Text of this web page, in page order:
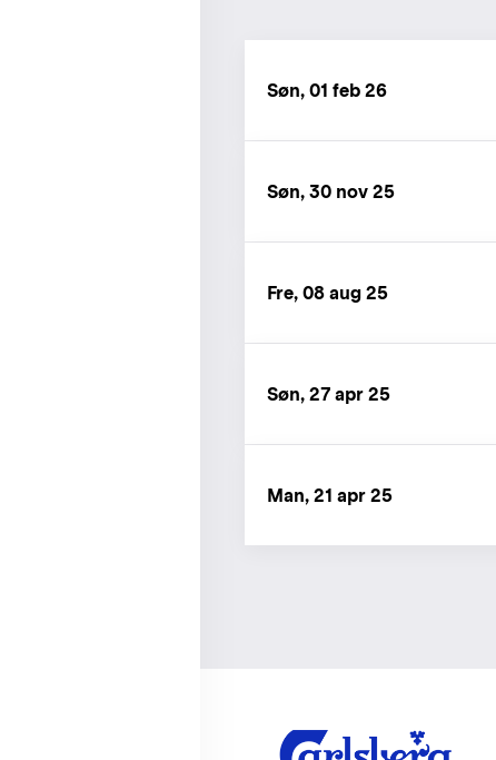
Søn, 01 feb 26
Søn, 30 nov 25
Fre, 08 aug 25
Søn, 27 apr 25
Man, 21 apr 25